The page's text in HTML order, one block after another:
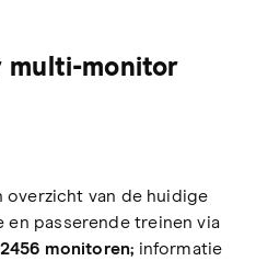
multi-monitor
overzicht van de huidige
en passerende treinen via
monitoren; informatie